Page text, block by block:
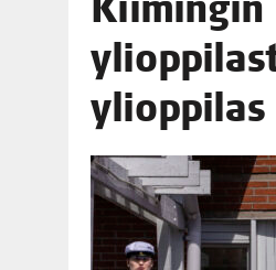
TOI­VEI­DEN
06.08.2026 |
ylioppilas